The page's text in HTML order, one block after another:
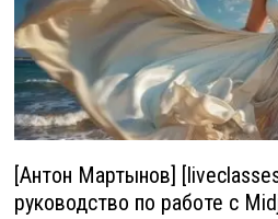
[Антон Мартынов]
руководство по работе с